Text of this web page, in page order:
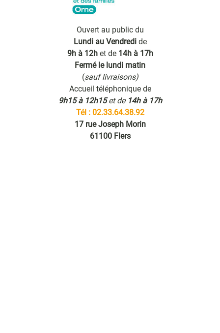
Ouvert au public du
Lundi au Vendredi de
9h à 12het de 14h à 17h
Fermé le lundi matin
(sauf livraisons)
Accueil téléphonique de
9h15 à 12h15 et de 14h à 17h
Tél : 02.33.64.38.92
17 rue Joseph Morin
61100 Flers